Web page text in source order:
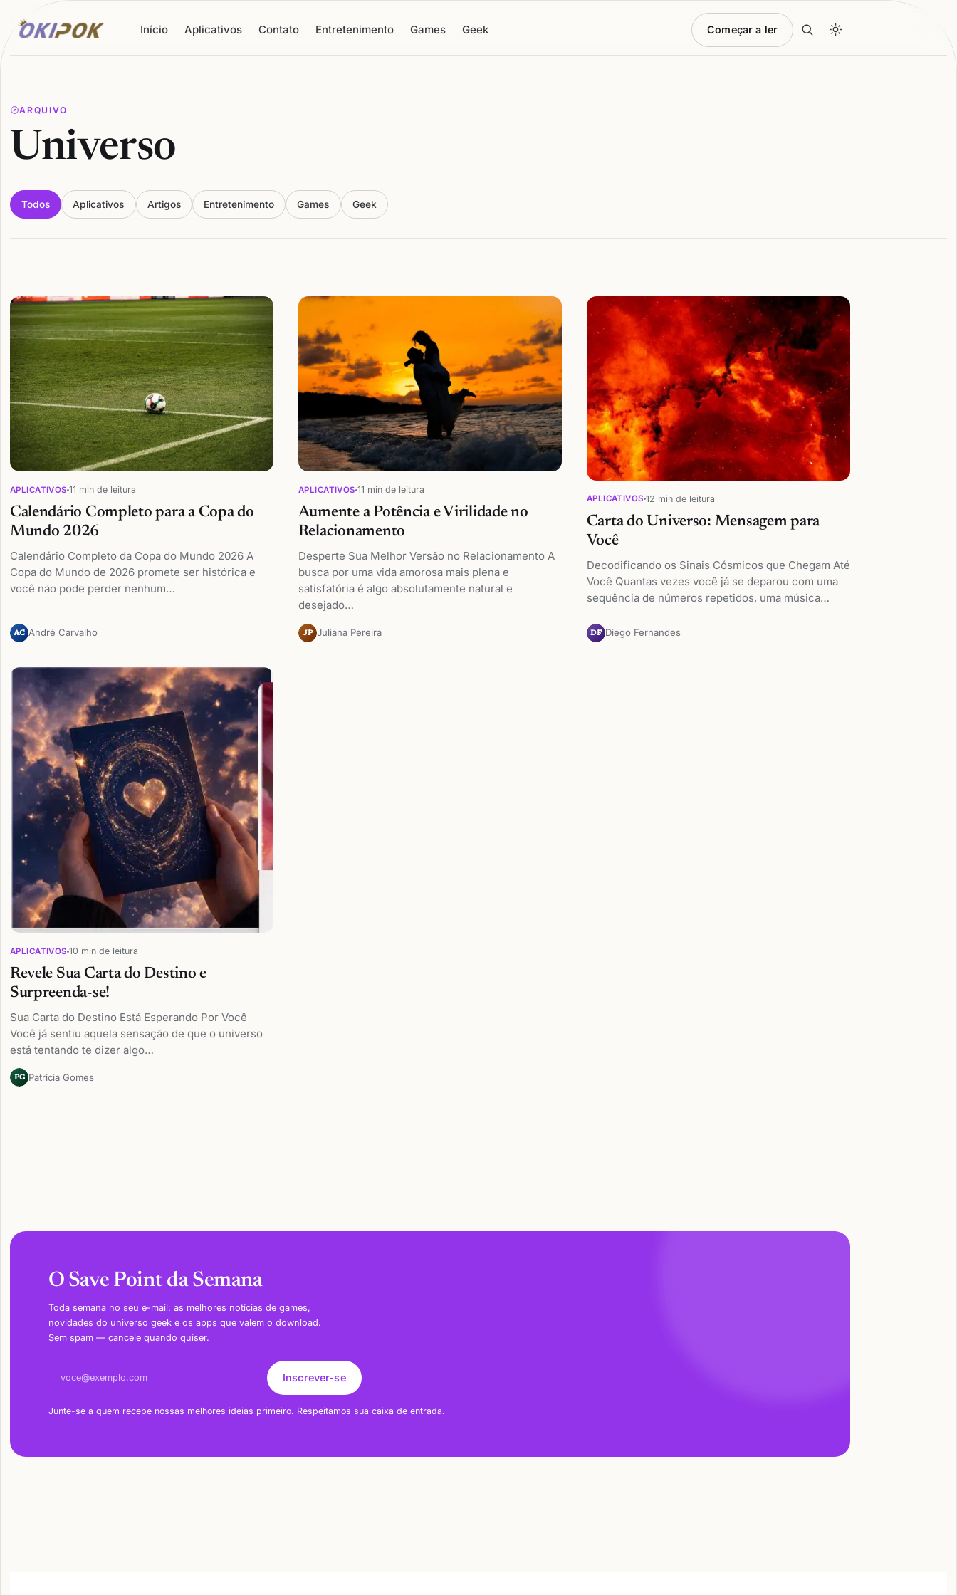
Início Aplicativos Contato Entretenimento Games Geek Começar a ler
ARQUIVO
Universo
Todos Aplicativos Artigos Entretenimento Games Geek
Articles
APLICATIVOS 11 min de leitura
Calendário Completo para a Copa do
Mundo 2026
Calendário Completo da Copa do Mundo 2026 A
Copa do Mundo de 2026 promete ser histórica e
você não pode perder nenhum…
AC André Carvalho
APLICATIVOS 11 min de leitura
Aumente a Potência e Virilidade no
Relacionamento
Desperte Sua Melhor Versão no Relacionamento A
busca por uma vida amorosa mais plena e
satisfatória é algo absolutamente natural e
desejado…
JP Juliana Pereira
APLICATIVOS 12 min de leitura
Carta do Universo: Mensagem para
Você
Decodificando os Sinais Cósmicos que Chegam Até
Você Quantas vezes você já se deparou com uma
sequência de números repetidos, uma música…
DF Diego Fernandes
APLICATIVOS 10 min de leitura
Revele Sua Carta do Destino e
Surpreenda-se!
Sua Carta do Destino Está Esperando Por Você
Você já sentiu aquela sensação de que o universo
está tentando te dizer algo…
PG Patrícia Gomes
O Save Point da Semana
Toda semana no seu e-mail: as melhores notícias de games,
novidades do universo geek e os apps que valem o download.
Sem spam — cancele quando quiser.
Inscrever-se
Junte-se a quem recebe nossas melhores ideias primeiro. Respeitamos sua caixa de entrada.